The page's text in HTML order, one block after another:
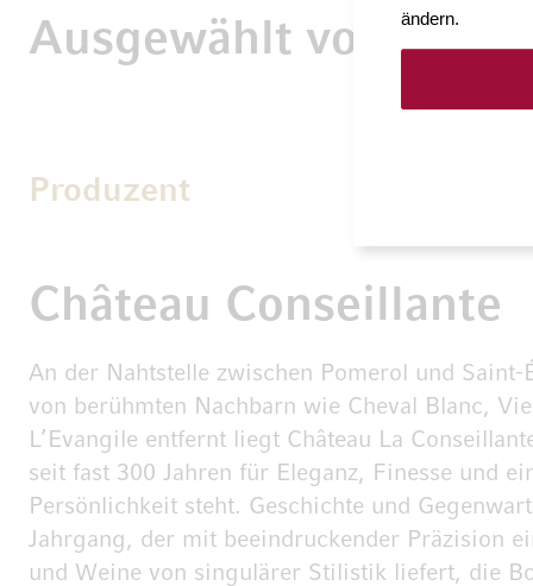
ändern.
Ausgewählt von
Produzent
Château Conseillante
An der Nahtstelle zwischen Pomerol und
von berühmten Nachbarn wie Cheval Blanc,
L’Evangile entfernt liegt Château La
seit fast 300 Jahren für Eleganz, Finesse und
Persönlichkeit steht. Geschichte und
Jahrgang, der mit beeindruckender Präzision
und Weine von singulärer Stilistik liefert, die